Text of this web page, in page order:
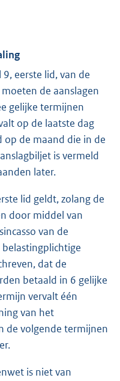
eerste lid, van de
de aanslagen
gelijke termijnen
op de laatste dag
op de maand die in de
is vermeld
later.
lid geldt, zolang de
door middel van
van de
dat de
betaald in 6 gelijke
vervalt één
van het
de volgende termijnen
is niet van